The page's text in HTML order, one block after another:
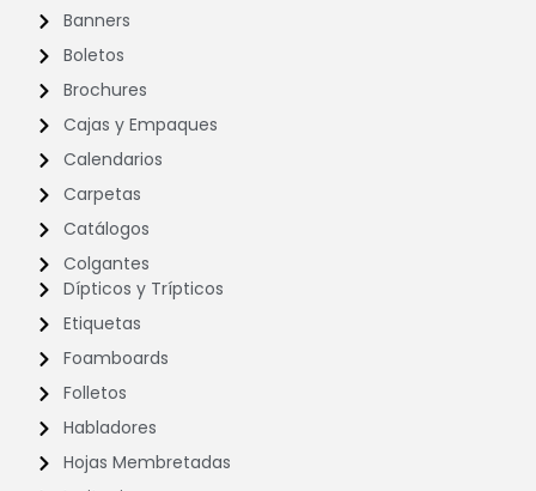
Banners
Boletos
Brochures
Cajas y Empaques
Calendarios
Carpetas
Catálogos
Colgantes
Dípticos y Trípticos
Etiquetas
Foamboards
Folletos
Habladores
Hojas Membretadas